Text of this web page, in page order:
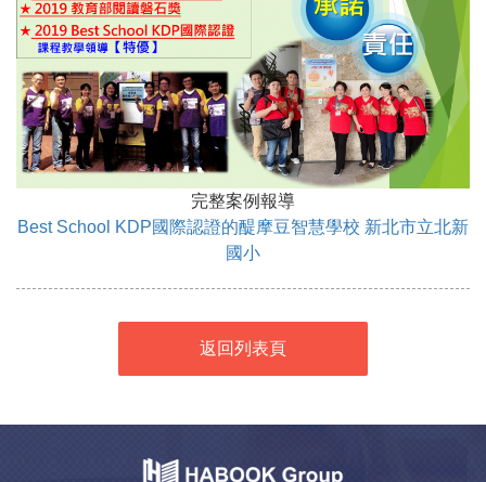
完整案例報導
Best School KDP國際認證的醍摩豆智慧學校 新北市立北新
國小
返回列表頁